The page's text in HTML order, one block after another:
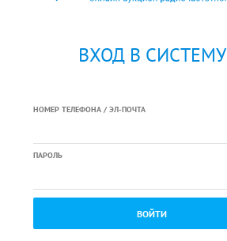
ВХОД В СИСТЕМУ
НОМЕР ТЕЛЕФОНА / ЭЛ-ПОЧТА
ПАРОЛЬ